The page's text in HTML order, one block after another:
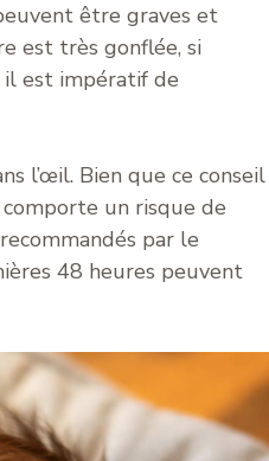
être graves et
est très gonflée, si
il est impératif de
l’œil. Bien que ce conseil
un risque de
par le
48 heures peuvent